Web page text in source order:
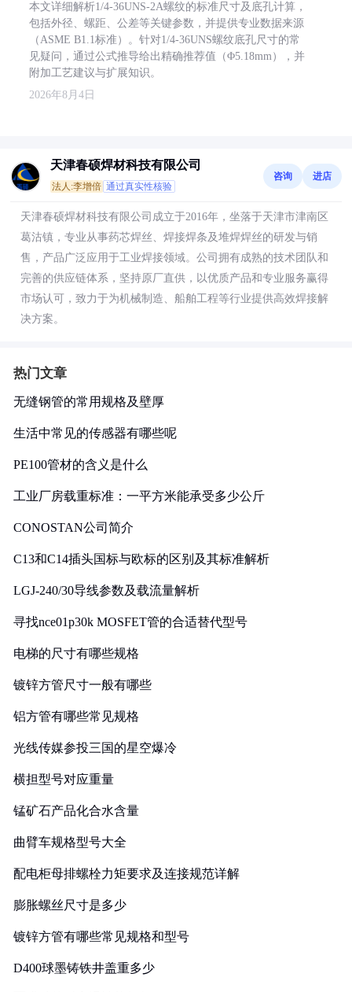
本文详细解析1/4-36UNS-2A螺纹的标准尺寸及底孔计算，
包括外径、螺距、公差等关键参数，并提供专业数据来源
（ASME B1.1标准）。针对1/4-36UNS螺纹底孔尺寸的常
见疑问，通过公式推导给出精确推荐值（Φ5.18mm），并
附加工艺建议与扩展知识。
2026年8月4日
天津春硕焊材科技有限公司
法人:李增倍 通过真实性核验
咨询 进店
天津春硕焊材科技有限公司成立于2016年，坐落于天津市津南区
葛沽镇，专业从事药芯焊丝、焊接焊条及堆焊焊丝的研发与销
售，产品广泛应用于工业焊接领域。公司拥有成熟的技术团队和
完善的供应链体系，坚持原厂直供，以优质产品和专业服务赢得
市场认可，致力于为机械制造、船舶工程等行业提供高效焊接解
决方案。
热门文章
无缝钢管的常用规格及壁厚
生活中常见的传感器有哪些呢
PE100管材的含义是什么
工业厂房载重标准：一平方米能承受多少公斤
CONOSTAN公司简介
C13和C14插头国标与欧标的区别及其标准解析
LGJ-240/30导线参数及载流量解析
寻找nce01p30k MOSFET管的合适替代型号
电梯的尺寸有哪些规格
镀锌方管尺寸一般有哪些
铝方管有哪些常见规格
光线传媒参投三国的星空爆冷
横担型号对应重量
锰矿石产品化合水含量
曲臂车规格型号大全
配电柜母排螺栓力矩要求及连接规范详解
膨胀螺丝尺寸是多少
镀锌方管有哪些常见规格和型号
D400球墨铸铁井盖重多少